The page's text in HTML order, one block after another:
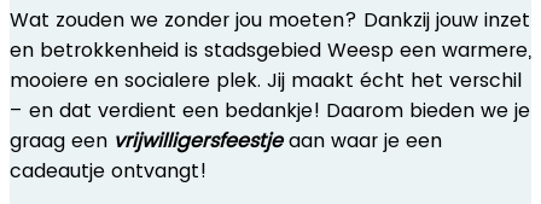
Wat zouden we zonder jou moeten? Dankzij jouw inzet
en betrokkenheid is stadsgebied Weesp een warmere,
mooiere en socialere plek. Jij maakt écht het verschil
– en dat verdient een bedankje! Daarom bieden we je
graag een vrijwilligersfeestjeaan waar je een
cadeautje ontvangt!